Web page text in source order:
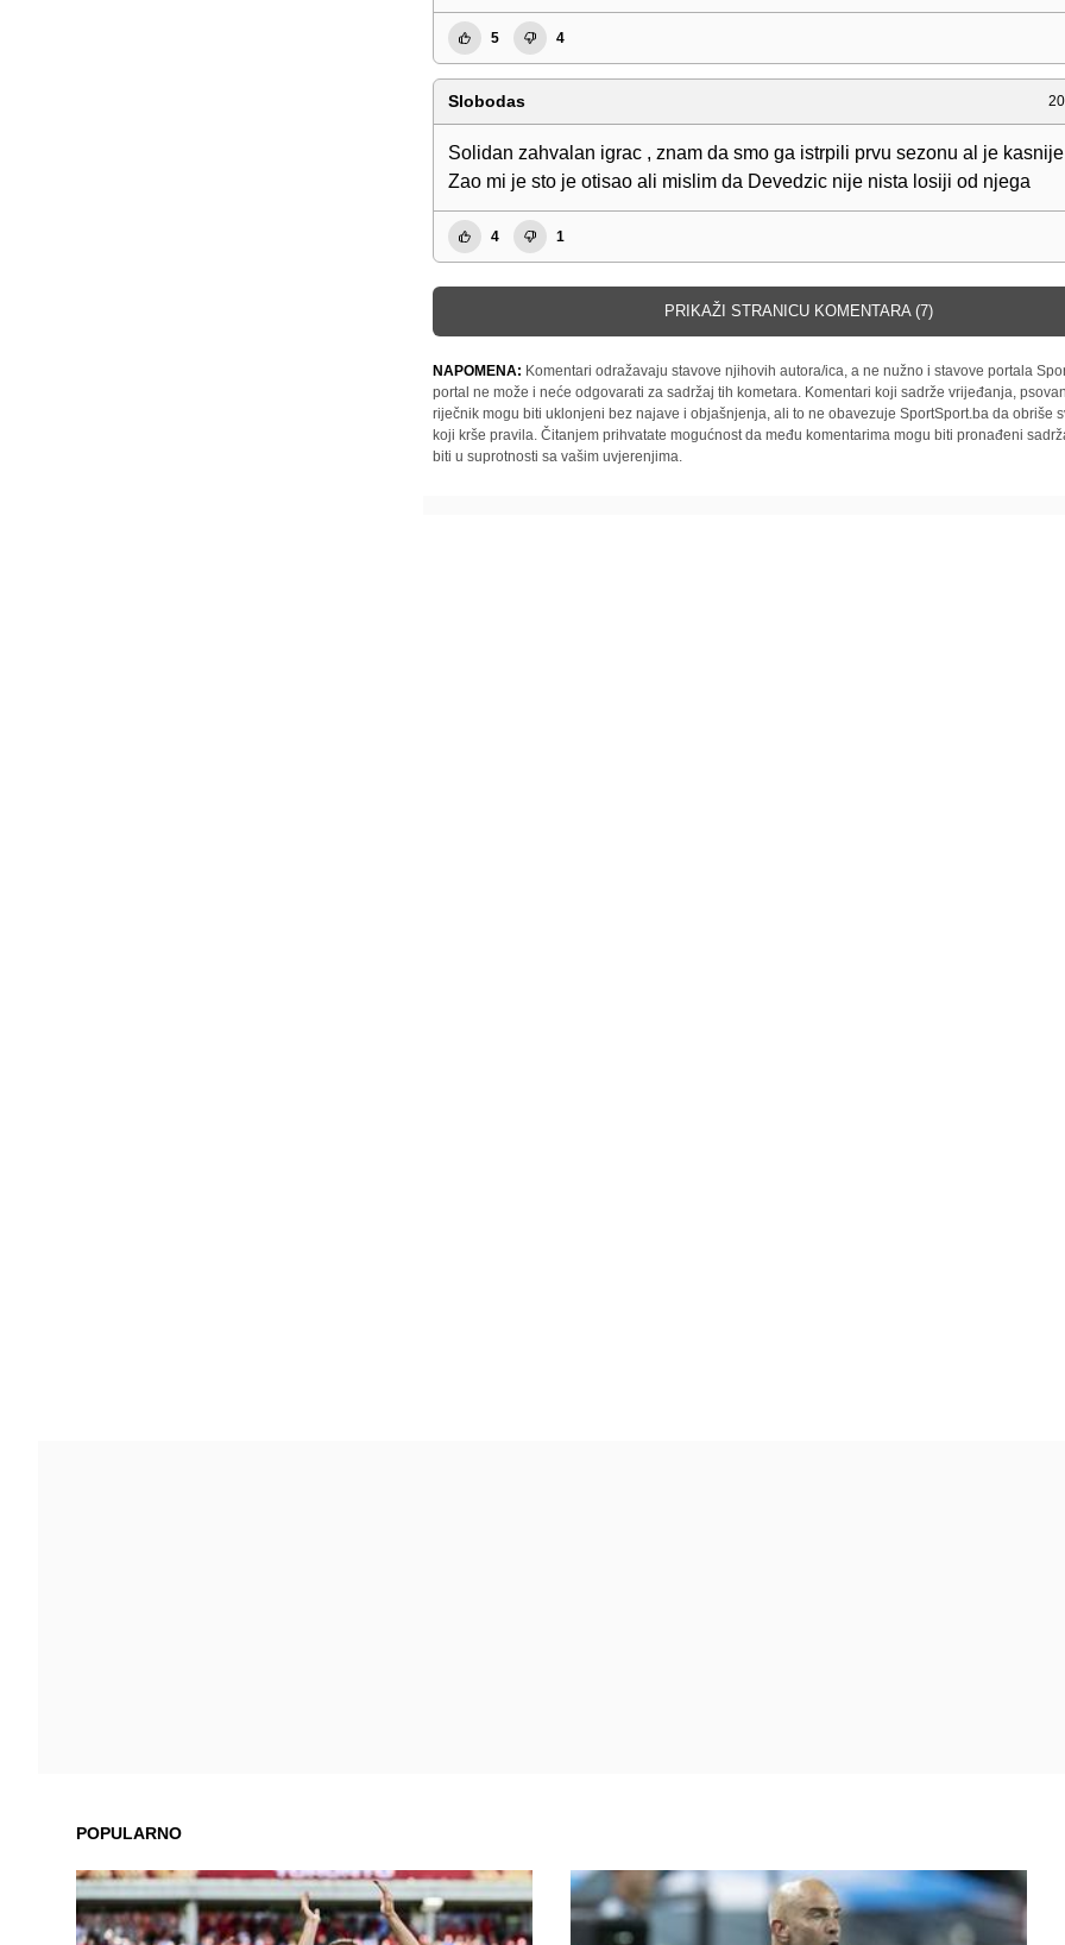
5 4
Slobodas
Solidan zahvalan igrac , znam da smo ga istrpili prvu sezonu al je
Zao mi je sto je otisao ali mislim da Devedzic nije nista losiji od njega
4 1
PRIKAŽI STRANICU KOMENTARA (7)
NAPOMENA: Komentari odražavaju stavove njihovih autora/ica, a ne nužno i stavove portala
portal ne može i neće odgovarati za sadržaj tih kometara. Komentari koji sadrže vrijeđanja,
riječnik mogu biti uklonjeni bez najave i objašnjenja, ali to ne obavezuje SportSport.ba da obriše
koji krše pravila. Čitanjem prihvatate mogućnost da među komentarima mogu biti pronađeni
biti u suprotnosti sa vašim uvjerenjima.
POPULARNO